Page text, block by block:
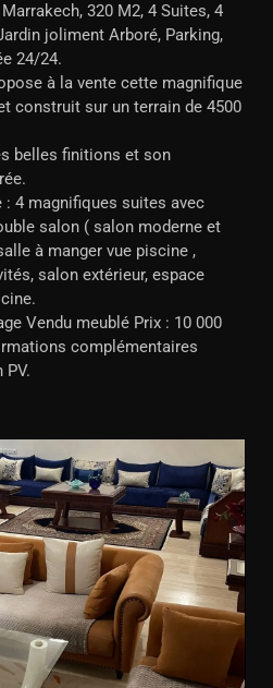
320 M2, 4 Suites, 4
joliment Arboré, Parking,
24/24.
à la vente cette magnifique
construit sur un terrain de 4500
belles finitions et son
4 magnifiques suites avec
salon ( salon moderne et
à manger vue piscine ,
salon extérieur, espace
Vendu meublé Prix : 10 000
complémentaires